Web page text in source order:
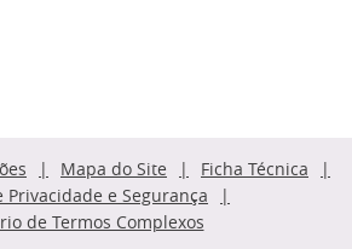
Mapa do Site
Ficha Técnica
Privacidade e Segurança
de Termos Complexos